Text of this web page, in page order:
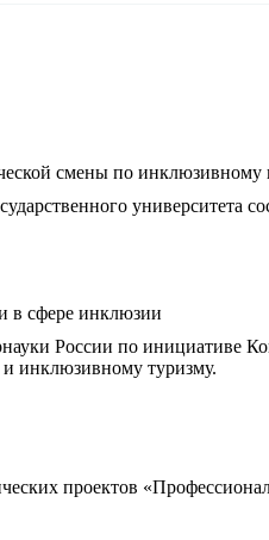
смены по
в сфере инклюзии
России по инициативе
и инклюзивному туризму.
проектов